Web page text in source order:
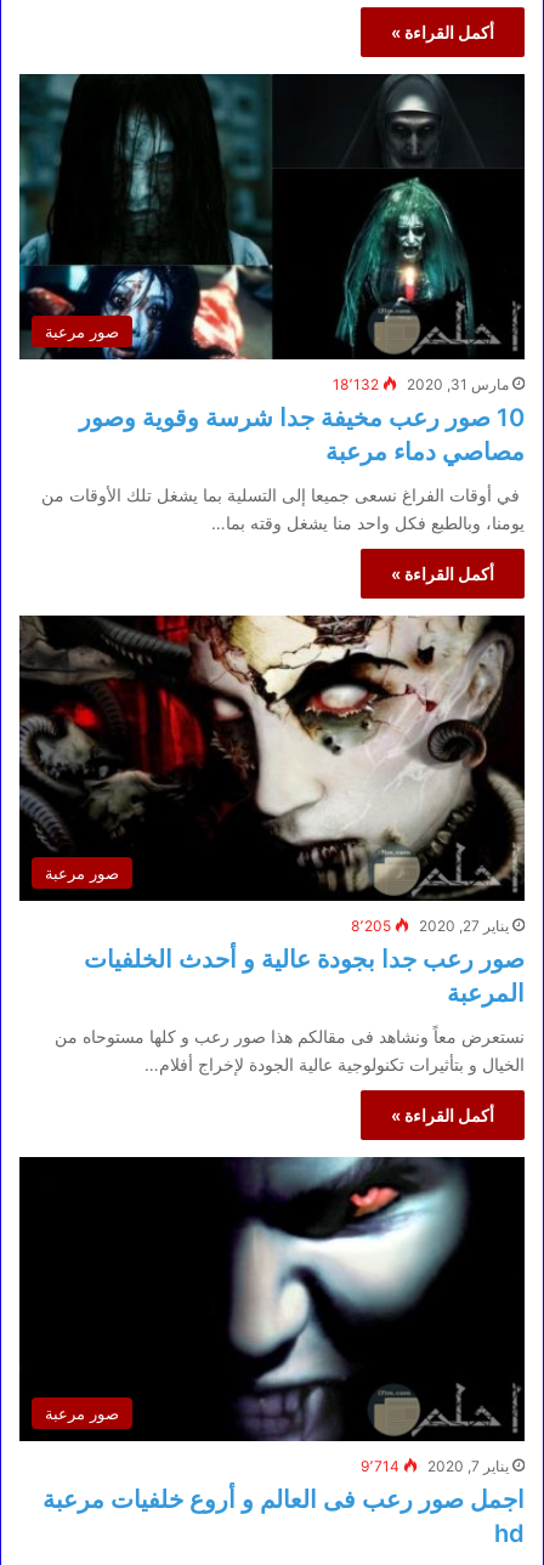
أكمل القراءة »
صور مرعبة
مارس 31, 2020 18٬132
10 صور رعب مخيفة جدا شرسة وقوية وصور
مصاصي دماء مرعبة
في أوقات الفراغ نسعى جميعا إلى التسلية بما يشغل تلك الأوقات من
يومنا، وبالطبع فكل واحد منا يشغل وقته بما…
أكمل القراءة »
صور مرعبة
يناير 27, 2020 8٬205
صور رعب جدا بجودة عالية و أحدث الخلفيات
المرعبة
نستعرض معاً ونشاهد فى مقالكم هذا صور رعب و كلها مستوحاه من
الخيال و بتأثيرات تكنولوجية عالية الجودة لإخراج أفلام…
أكمل القراءة »
صور مرعبة
يناير 7, 2020 9٬714
اجمل صور رعب فى العالم و أروع خلفيات مرعبة
hd